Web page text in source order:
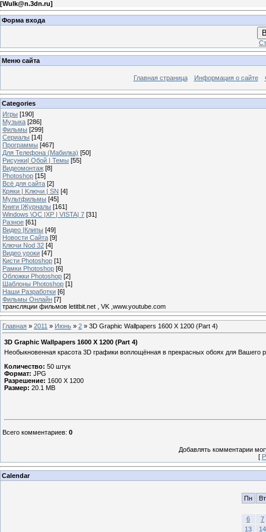
[Wulk@n.3dn.ru]
Форма входа
Меню сайта
Главная страница Информация о сайте
Categories
Игры [190]
Музыка [286]
Фильмы [299]
Сериалы [14]
Программы [467]
Для Телефона (Мабилка) [50]
Рисунки| Обой | Темы [55]
Видеомонтаж [8]
Photoshop [15]
Всё для сайта [2]
Кряки | Kлючи | SN [4]
Мультфильмы [45]
Книги |Журналы [161]
Windows \OC |XP | VISTA| 7 [31]
Разное [61]
Видео |Клипы [49]
Новости Сайта [9]
Ключи Nod 32 [4]
Видео уроки [47]
Кисти Photoshop [1]
Рамки Photoshop [6]
Обложки Photoshop [2]
Шаблоны Photoshop [1]
Наши Разработки [6]
Фильмы Онлайн [7]
трансляции фильмов letitbit.net , VK ,www.youtube.com
Главная » 2011 » Июнь » 2 » 3D Graphic Wallpapers 1600 X 1200 (Part 4)
3D Graphic Wallpapers 1600 X 1200 (Part 4)
Необыкновенная красота 3D графики воплощённая в прекрасных обоях для Вашего
Количество: 50 штук
Формат: JPG
Разрешение: 1600 X 1200
Размер: 20.1 MB
Всего комментариев: 0
Добавлять комментарии
[
Calendar
Пн Вт
6
7
13
14